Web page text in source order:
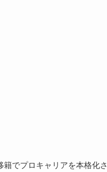
でプロキャリアを本格化さ